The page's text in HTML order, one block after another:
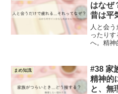
はなぜ
昔は平
いと感
人と会
ったり
へ。精神
す。
まめ知識
#38 家
精神的
と、無